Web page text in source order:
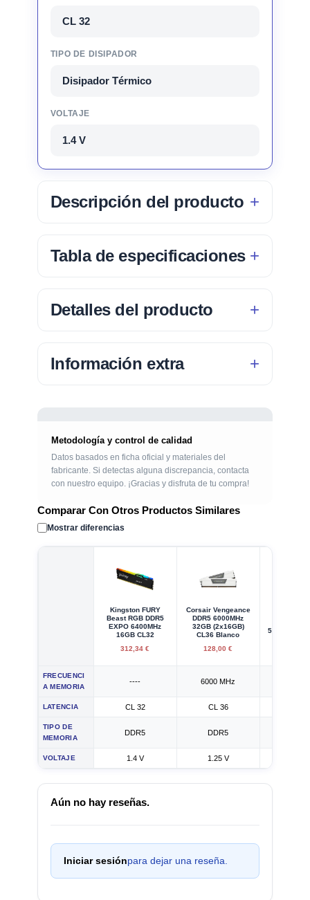
CL 32
TIPO DE DISIPADOR
Disipador Térmico
VOLTAJE
1.4 V
Descripción del producto
Tabla de especificaciones
Detalles del producto
Información extra
Metodología y control de calidad
Datos basados en ficha oficial y materiales del
fabricante. Si detectas alguna discrepancia, contacta
con nuestro equipo. ¡Gracias y disfruta de tu compra!
Comparar Con Otros Productos Similares
Mostrar diferencias
Kingston FURY
Beast RGB DDR5
EXPO 6400MHz
16GB CL32
312,34 €
Corsair Vengeance
DDR5 6000MHz
32GB (2x16GB)
CL36 Blanco
128,00 €
5200MHz
FRECUENCI
A MEMORIA
---- 6000 MHz
LATENCIA CL 32 CL 36
TIPO DE
MEMORIA
DDR5 DDR5
VOLTAJE 1.4 V 1.25 V
Aún no hay reseñas.
Iniciar sesiónpara dejar una reseña.